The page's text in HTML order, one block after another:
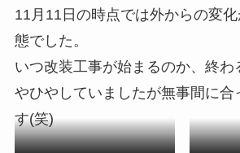
11月11日の時点では外からの変
態でした。
いつ改装工事が始まるのか、終わ
やひやしていましたが無事間に合
す(笑)